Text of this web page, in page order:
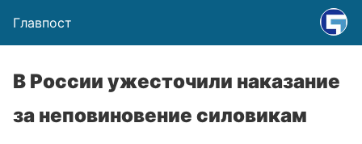
Главпост
В России ужесточили наказание
за неповиновение силовикам